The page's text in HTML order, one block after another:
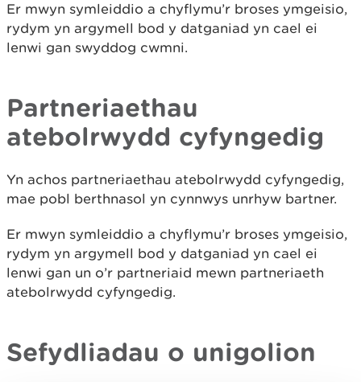
Er mwyn symleiddio a chyflymu’r broses ymgeisio,
rydym yn argymell bod y datganiad yn cael ei
lenwi gan swyddog cwmni.
Partneriaethau
atebolrwydd cyfyngedig
Yn achos partneriaethau atebolrwydd cyfyngedig,
mae pobl berthnasol yn cynnwys unrhyw bartner.
Er mwyn symleiddio a chyflymu’r broses ymgeisio,
rydym yn argymell bod y datganiad yn cael ei
lenwi gan un o’r partneriaid mewn partneriaeth
atebolrwydd cyfyngedig.
Sefydliadau o unigolion